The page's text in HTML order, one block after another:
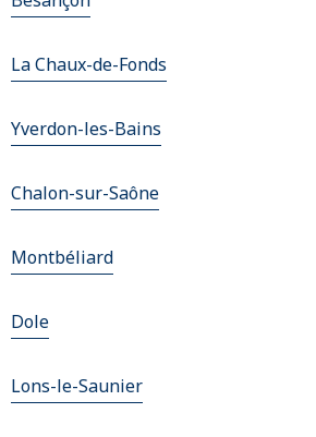
La Chaux-de-Fonds
Yverdon-les-Bains
Chalon-sur-Saône
Montbéliard
Dole
Lons-le-Saunier